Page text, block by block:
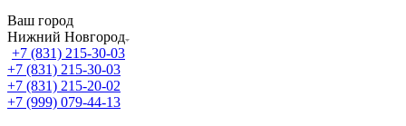
Ваш город
Нижний Новгород
+7 (831) 215-30-03
+7 (831) 215-30-03
+7 (831) 215-20-02
+7 (999) 079-44-13